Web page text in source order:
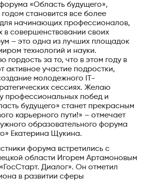
«Область будущего»,
становится все более
начинающих профессионалов,
в совершенствовании своих
– это одна из лучших площадок
технологий и науки.
за то, что в этом году в
участие подростки,
молодежного IT-
сессиях. Желаю
профессиональных побед и
будущего» станет прекрасным
карьерного пути!» – отмечает
образовательного форума
Екатерина Щукина.
форума встретились с
области Игорем Артамоновым
Диалог». Он отметил
в развитии сферы